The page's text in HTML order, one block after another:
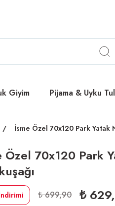
Giyim Pijama & Uyku
İsme Özel 70x120 Park Yatak
Özel 70x120 Park
₺ 699,90 ₺